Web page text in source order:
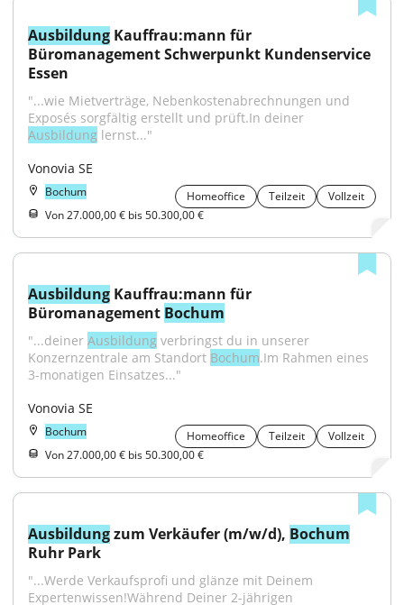
Ausbildung Kauffrau:mann für
Büromanagement Schwerpunkt Kundenservice
Essen
"...wie Mietverträge, Nebenkostenabrechnungen und
Ausbildung lernst..."
Vonovia SE
Bochum Homeoffice Teilzeit
Vollzeit
Von 27.000,00 € bis 50.300,00 €
Ausbildung Kauffrau:mann für
Büromanagement Bochum
"...deiner Ausbildung verbringst du in unserer
Konzernzentrale am Standort Bochum.Im Rahmen eines
3-monatigen Einsatzes..."
Vonovia SE
Bochum Homeoffice Teilzeit
Vollzeit
Von 27.000,00 € bis 50.300,00 €
Ausbildung zum Verkäufer (m/w/d), Bochum
Ruhr Park
"...Werde Verkaufsprofi und glänze mit Deinem